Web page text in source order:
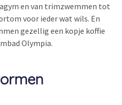
en van trimzwemmen tot
voor ieder wat wils. En
gezellig een kopje koffie
Olympia.